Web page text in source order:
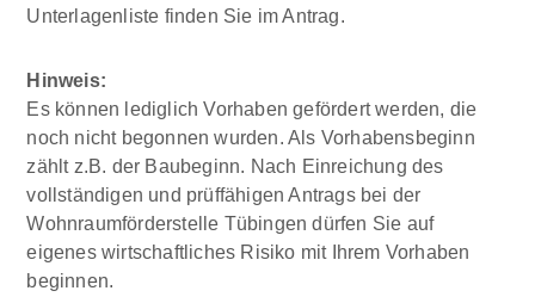
Unterlagenliste finden Sie im Antrag.
Hinweis:
Es können lediglich Vorhaben gefördert werden, die
noch nicht begonnen wurden. Als Vorhabensbeginn
zählt z.B. der Baubeginn. Nach Einreichung des
vollständigen und prüffähigen Antrags bei der
Wohnraumförderstelle Tübingen dürfen Sie auf
eigenes wirtschaftliches Risiko mit Ihrem Vorhaben
beginnen.